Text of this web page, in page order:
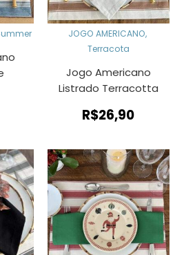
JOGO AMERICANO,
Terracota
Jogo Americano
Listrado Terracotta
R$26,90